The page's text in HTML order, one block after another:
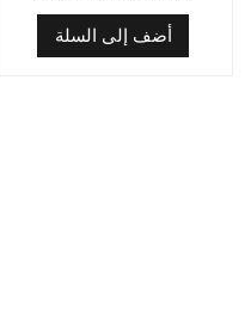
أضف إلى السلة